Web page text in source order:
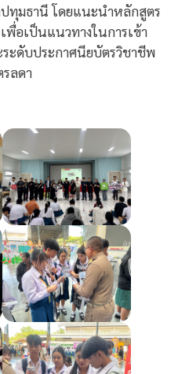
ปทุมธานี โดยแนะนำหลักสูตร
พื่อเป็นแนวทางในการเข้า
ะดับประกาศนียบัตรวิชาชีพ
ลดา